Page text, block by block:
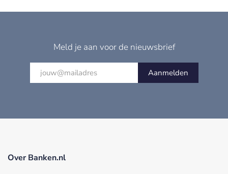
Meld je aan voor de nieuwsbrief
Aanmelden
Over Banken.nl